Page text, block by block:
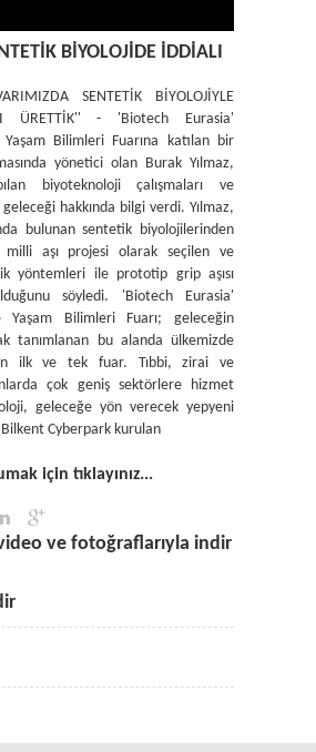
BİYOLOJİDE İDDİALI
SENTETİK BİYOLOJİYLE
ÜRETTİK'' - 'Biotech Eurasia'
Bilimleri Fuarına katılan bir
yönetici olan Burak Yılmaz,
biyoteknoloji çalışmaları ve
hakkında bilgi verdi. Yılmaz,
bulunan sentetik biyolojilerinden
milli aşı projesi olarak seçilen ve
yöntemleri ile prototip grip aşısı
söyledi. 'Biotech Eurasia'
Yaşam Bilimleri Fuarı; geleceğin
tanımlanan bu alanda ülkemizde
ilk ve tek fuar. Tıbbi, zirai ve
çok geniş sektörlere hizmet
geleceğe yön verecek yepyeni
Cyberpark kurulan
için tıklayınız...
ve fotoğraflarıyla indir